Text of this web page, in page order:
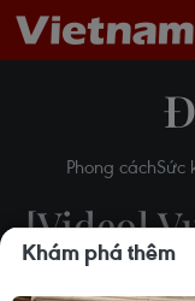
Phong cáchSức
[Video]
thành
Khám phá thêm